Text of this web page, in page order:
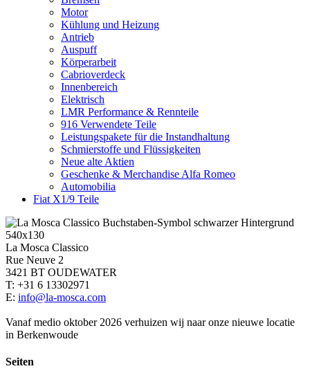
Motor
Kühlung und Heizung
Antrieb
Auspuff
Körperarbeit
Cabrioverdeck
Innenbereich
Elektrisch
LMR Performance & Rennteile
916 Verwendete Teile
Leistungspakete für die Instandhaltung
Schmierstoffe und Flüssigkeiten
Neue alte Aktien
Geschenke & Merchandise Alfa Romeo
Automobilia
Fiat X1/9 Teile
La Mosca Classico
Rue Neuve 2
3421 BT OUDEWATER
T: +31 6 13302971
E: info@la-mosca.com
Vanaf medio oktober 2026 verhuizen wij naar onze nieuwe locatie
in Berkenwoude
Seiten